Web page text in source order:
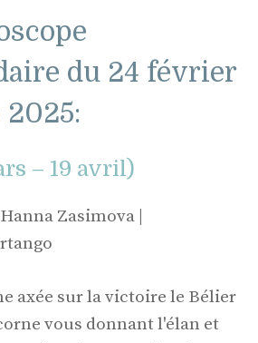
du 24 février
– 19 avril)
Zasimova |
axée sur la victoire le Bélier
vous donnant l'élan et